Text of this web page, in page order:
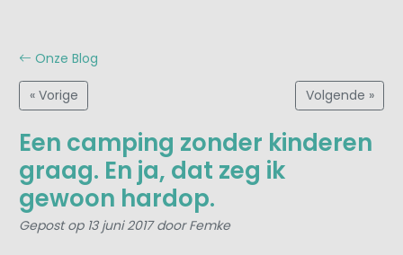
Onze Blog
« Vorige Volgende »
Een camping zonder kinderen
graag. En ja, dat zeg ik
gewoon hardop.
Gepost op 13 juni 2017 door Femke